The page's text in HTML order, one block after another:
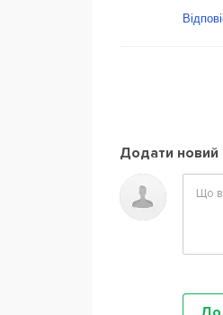
Додати новий